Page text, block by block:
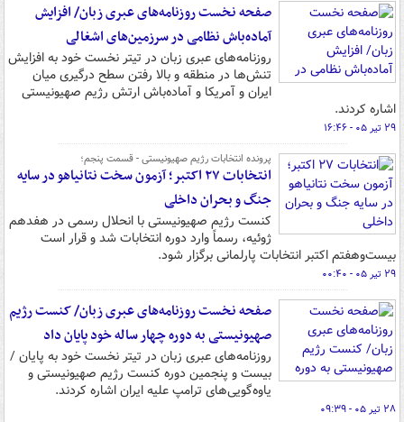
صفحه نخست روزنامه‌های عبری زبان/ افزایش
آماده‌باش نظامی در سرزمین‌های اشغالی
روزنامه‌های عبری زبان در تیتر نخست خود به افزایش
تنش‌ها در منطقه و بالا رفتن سطح درگیری میان
ایران و آمریکا و آماده‌باش ارتش رژیم صهیونیستی
اشاره کردند.
۲۹ تیر ۰۵ - ۱۶:۴۶
پرونده انتخابات رژیم صهیونیستی - قسمت پنجم؛
انتخابات ۲۷ اکتبر؛ آزمون سخت نتانیاهو در سایه
جنگ و بحران داخلی
کنست رژیم صهیونیستی با انحلال رسمی در هفدهم
ژوئیه، رسماً وارد دوره انتخابات شد و قرار است
بیست‌وهفتم اکتبر انتخابات پارلمانی برگزار شود.
۲۹ تیر ۰۵ - ۰۰:۴۰
صفحه نخست روزنامه‌های عبری زبان/ کنست رژیم
صهیونیستی به دوره چهار ساله خود پایان داد
روزنامه‌های عبری زبان در تیتر نخست خود به پایان /
بیست و پنجمین دوره کنست رژیم صهیونیستی و
یاوه‌گویی‌های ترامپ علیه ایران اشاره کردند.
۲۸ تیر ۰۵ - ۰۹:۳۹